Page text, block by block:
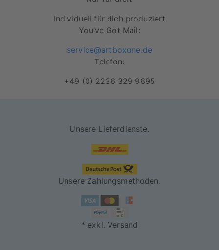
Fertigung aus FSC-zertifizierten
Individuell für dich produziert
You’ve Got Mail:
service@artboxone.de
Telefon:
+49 (0) 2236 329 9695
Unsere Lieferdienste.
Unsere Zahlungsmethoden.
* exkl. Versand